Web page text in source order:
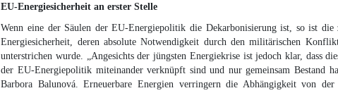
EU-Energiesicherheit an erster Stelle
Wenn eine der Säulen der EU-Energiepolitik die Dekarbonisierung ist, so ist die
Energiesicherheit, deren absolute Notwendigkeit durch den militärischen
unterstrichen wurde. „Angesichts der jüngsten Energiekrise ist jedoch klar, dass
der EU-Energiepolitik miteinander verknüpft sind und nur gemeinsam Bestand
Barbora Balunová. Erneuerbare Energien verringern die Abhängigkeit von